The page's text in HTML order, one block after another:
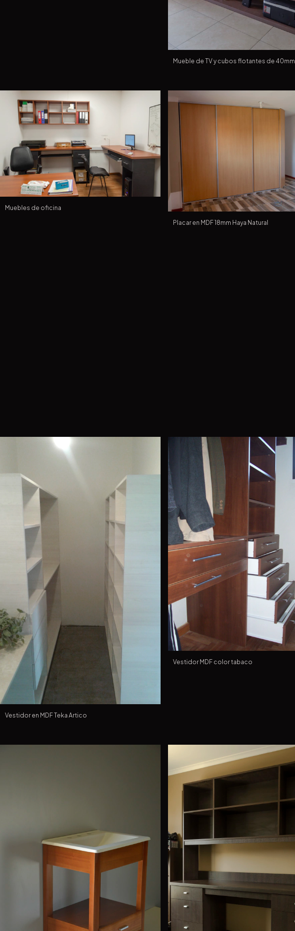
Mueble de TV y cubos flotantes de 40mm
Muebles de oficina
Placar en MDF 18mm Haya Natural
Vestidor en MDF Teka Artico
Vestidor MDF color tabaco